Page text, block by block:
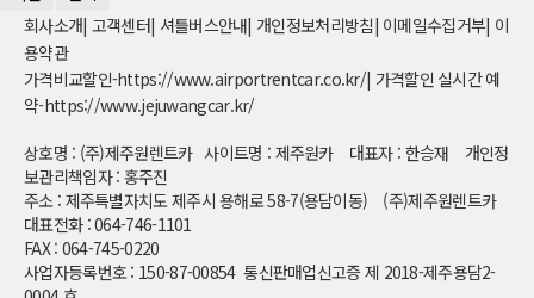
회사소개| 고객센터| 셔틀버스안내| 개인정보처리방침| 이메일수집거부| 이
용약관
가격비교할인-https://www.airportrentcar.co.kr/| 가격할인 실시간 예
약-https://www.jejuwangcar.kr/
상호명 : (주)제주원렌트카 사이트명 : 제주원카 대표자 : 한승재 개인정
보관리책임자 : 홍주진
주소 : 제주특별자치도 제주시 용해로 58-7(용담이동) (주)제주원렌트카
대표전화 : 064-746-1101
FAX : 064-745-0220
사업자등록번호 : 150-87-00854 통신판매업신고증 제 2018-제주용담2-